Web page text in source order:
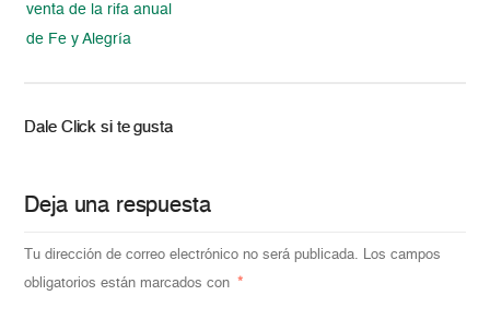
venta de la rifa anual
de Fe y Alegría
Dale Click si te gusta
Deja una respuesta
Tu dirección de correo electrónico no será publicada. Los campos
obligatorios están marcados con *